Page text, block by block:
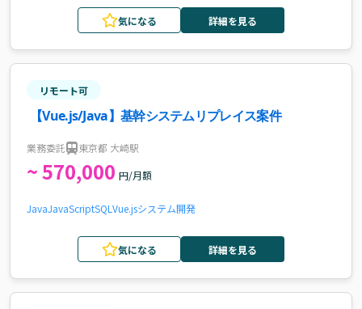
気になる 詳細を見る
リモート可
【Vue.js/Java】基幹システムリプレイス案件
業務委託 東京都 大崎駅
~ 570,000 円/月額
JavaJavaScriptSQL Vue.jsシステム開発
気になる 詳細を見る